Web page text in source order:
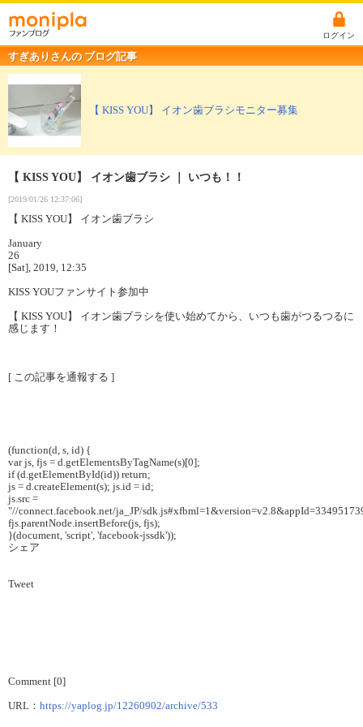
ログイン
すぎありさんの ブログ記事
【 KISS YOU】 イオン歯ブラシモニター募集
【 KISS YOU】 イオン歯ブラシ ｜ いつも！！
[2019/01/26 12:37:06]
【 KISS YOU】 イオン歯ブラシ
January
26
[Sat], 2019, 12:35
KISS YOUファンサイト参加中
【 KISS YOU】 イオン歯ブラシを使い始めてから、いつも歯がつるつるに
感じます！
[ この記事を通報する ]
(function(d, s, id) {
var js, fjs = d.getElementsByTagName(s)[0];
if (d.getElementById(id)) return;
js = d.createElement(s); js.id = id;
js.src =
"//connect.facebook.net/ja_JP/
fjs.parentNode.insertBefore(js, fjs);
}(document, 'script', 'facebook-jssdk'));
シェア
Tweet
Comment [0]
URL： https://yaplog.jp/12260902/archive/533